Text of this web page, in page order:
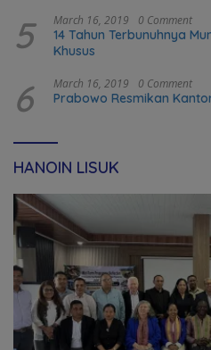
5 March 16, 2019 0 Comment
14 Tahun Terbunuhnya
Khusus
6 March 16, 2019 0 Comment
Prabowo Resmikan
HANOIN LISUK